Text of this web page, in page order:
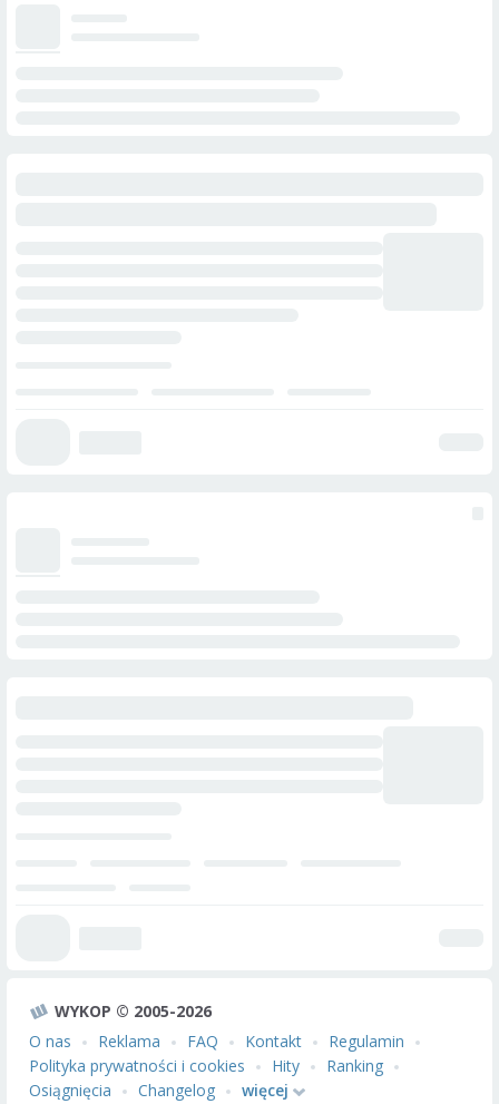
WYKOP © 2005-2026
O nas
Reklama FAQ Kontakt
Regulamin
Polityka prywatności i cookies
Hity
Ranking
Osiągnięcia
Changelog więcej